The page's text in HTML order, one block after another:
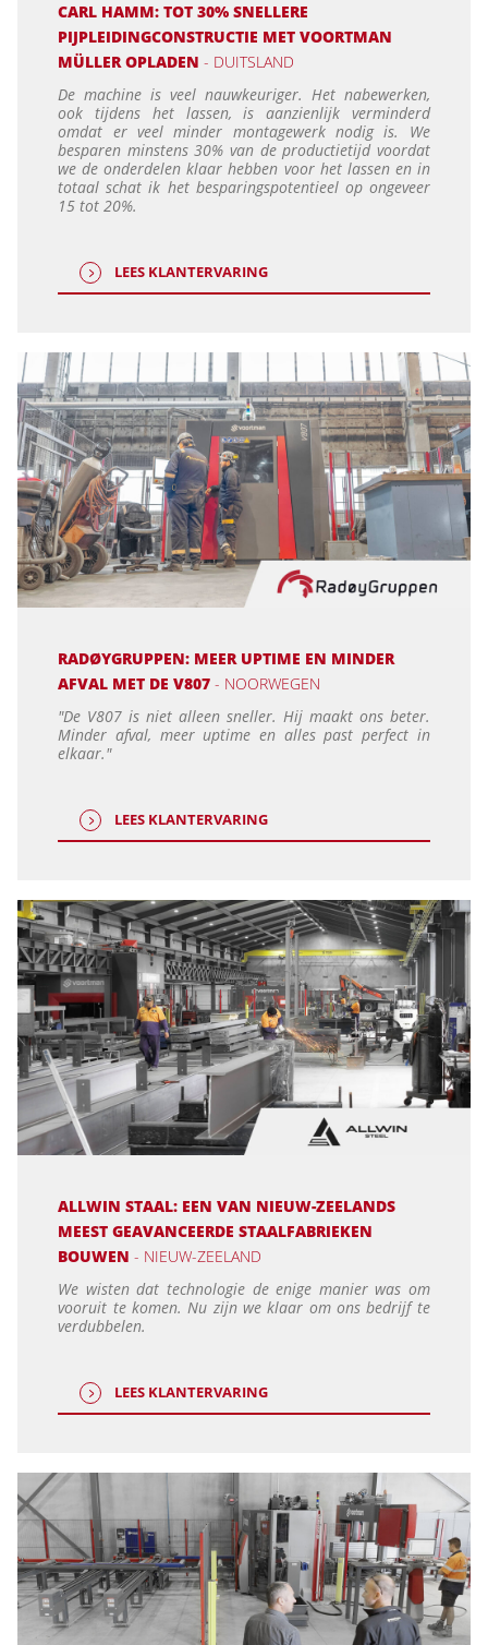
CARL HAMM: TOT 30% SNELLERE
PIJPLEIDINGCONSTRUCTIE MET VOORTMAN
MÜLLER OPLADEN- DUITSLAND
De machine is veel nauwkeuriger. Het nabewerken,
ook tijdens het lassen, is aanzienlijk verminderd
omdat er veel minder montagewerk nodig is. We
besparen minstens 30% van de productietijd voordat
we de onderdelen klaar hebben voor het lassen en in
totaal schat ik het besparingspotentieel op ongeveer
15 tot 20%.
LEES KLANTERVARING
RADØYGRUPPEN: MEER UPTIME EN MINDER
AFVAL MET DE V807- NOORWEGEN
"De V807 is niet alleen sneller. Hij maakt ons beter.
Minder afval, meer uptime en alles past perfect in
elkaar."
LEES KLANTERVARING
ALLWIN STAAL: EEN VAN NIEUW-ZEELANDS
MEEST GEAVANCEERDE STAALFABRIEKEN
BOUWEN- NIEUW-ZEELAND
We wisten dat technologie de enige manier was om
vooruit te komen. Nu zijn we klaar om ons bedrijf te
verdubbelen.
LEES KLANTERVARING